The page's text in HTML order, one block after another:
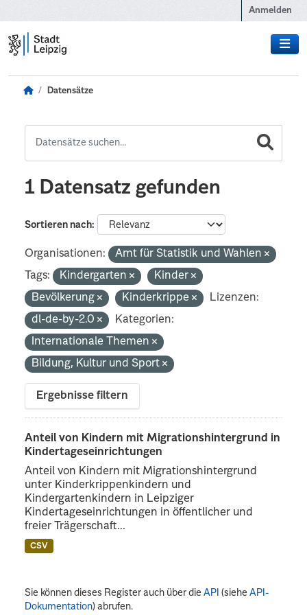
Anmelden
Datensätze
1 Datensatz gefunden
Sortieren nach
Organisationen:
Amt für Statistik und Wahlen
Tags:
Kindergarten
Kinder
Bevölkerung
Kinderkrippe
Lizenzen:
dl-de-by-2.0
Kategorien:
Internationale Themen
Bildung, Kultur und Sport
Ergebnisse filtern
Anteil von Kindern mit Migrationshintergrund in
Kindertageseinrichtungen
Anteil von Kindern mit Migrationshintergrund
unter Kinderkrippenkindern und
Kindergartenkindern in Leipziger
Kindertageseinrichtungen in öffentlicher und
freier Trägerschaft...
CSV
Sie können dieses Register auch über dieAPI (sieheAPI-
Dokumentation) abrufen.